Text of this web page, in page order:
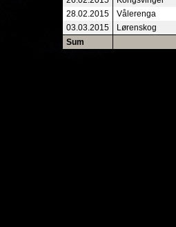
28.02.2015
Vålerenga
03.03.2015
Lørenskog
Sum